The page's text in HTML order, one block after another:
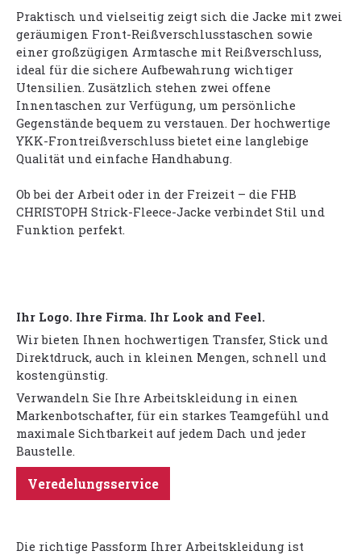
Praktisch und vielseitig zeigt sich die Jacke mit zwei
geräumigen Front-Reißverschlusstaschen sowie
einer großzügigen Armtasche mit Reißverschluss,
ideal für die sichere Aufbewahrung wichtiger
Utensilien. Zusätzlich stehen zwei offene
Innentaschen zur Verfügung, um persönliche
Gegenstände bequem zu verstauen. Der hochwertige
YKK-Frontreißverschluss bietet eine langlebige
Qualität und einfache Handhabung.
Ob bei der Arbeit oder in der Freizeit – die FHB
CHRISTOPH Strick-Fleece-Jacke verbindet Stil und
Funktion perfekt.
Ihr Logo. Ihre Firma. Ihr Look and Feel.
Wir bieten Ihnen hochwertigen Transfer, Stick und
Direktdruck, auch in kleinen Mengen, schnell und
kostengünstig.
Verwandeln Sie Ihre Arbeitskleidung in einen
Markenbotschafter, für ein starkes Teamgefühl und
maximale Sichtbarkeit auf jedem Dach und jeder
Baustelle.
Veredelungsservice
Die richtige Passform Ihrer Arbeitskleidung ist